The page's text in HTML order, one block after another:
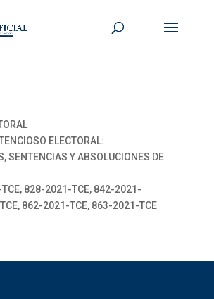
ELECTORAL:
SENTENCIAS Y ABSOLUCIONES DE
828-2021-TCE, 842-2021-
862-2021-TCE, 863-2021-TCE